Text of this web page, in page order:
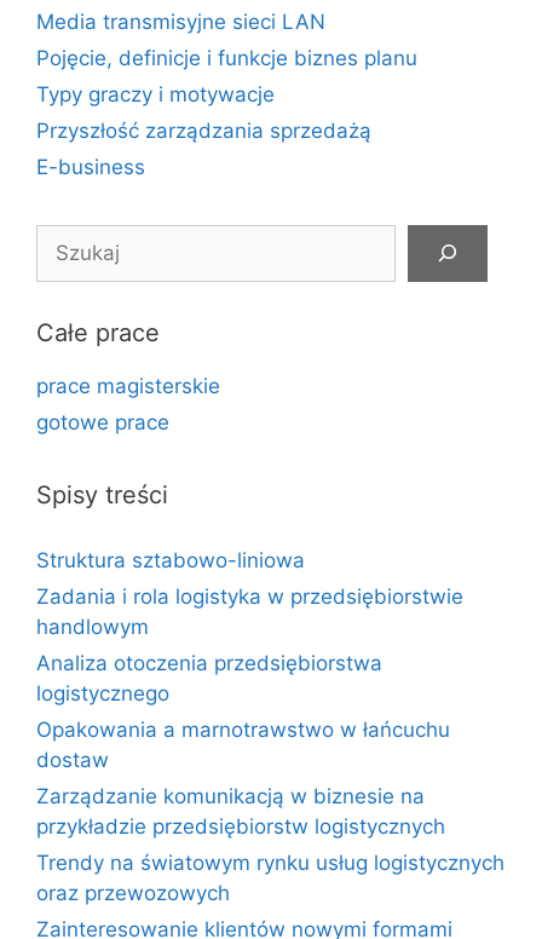
Media transmisyjne sieci LAN
Pojęcie, definicje i funkcje biznes planu
Typy graczy i motywacje
Przyszłość zarządzania sprzedażą
E-business
Całe prace
prace magisterskie
gotowe prace
Spisy treści
Struktura sztabowo-liniowa
Zadania i rola logistyka w przedsiębiorstwie
handlowym
Analiza otoczenia przedsiębiorstwa
logistycznego
Opakowania a marnotrawstwo w łańcuchu
dostaw
Zarządzanie komunikacją w biznesie na
przykładzie przedsiębiorstw logistycznych
Trendy na światowym rynku usług logistycznych
oraz przewozowych
Zainteresowanie klientów nowymi formami